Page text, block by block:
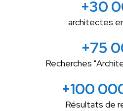
+30
architectes
+75
Recherches
+100
Résultats de